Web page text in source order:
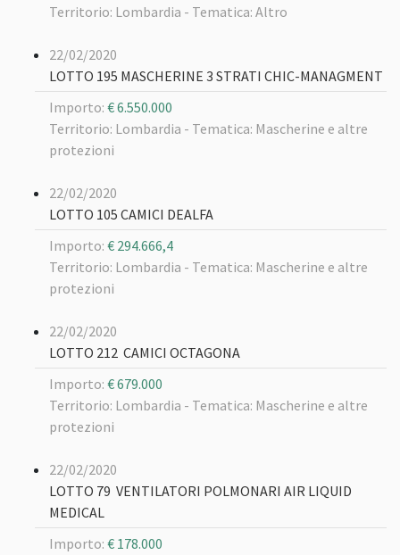
Territorio: Lombardia - Tematica: Altro
22/02/2020
LOTTO 195 MASCHERINE 3 STRATI CHIC-MANAGMENT
Importo: € 6.550.000
Territorio: Lombardia - Tematica: Mascherine e altre
protezioni
22/02/2020
LOTTO 105 CAMICI DEALFA
Importo: € 294.666,4
Territorio: Lombardia - Tematica: Mascherine e altre
protezioni
22/02/2020
LOTTO 212 CAMICI OCTAGONA
Importo: € 679.000
Territorio: Lombardia - Tematica: Mascherine e altre
protezioni
22/02/2020
LOTTO 79 VENTILATORI POLMONARI AIR LIQUID
MEDICAL
Importo: € 178.000